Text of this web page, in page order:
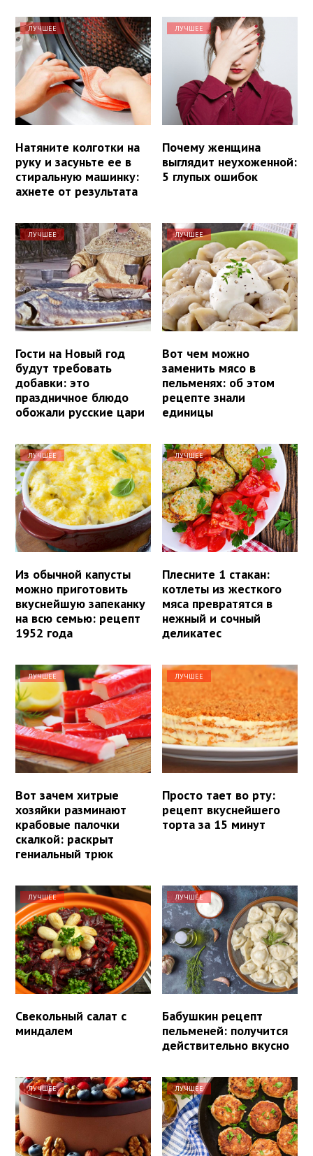
ЛУЧШЕЕ
Натяните колготки на
руку и засуньте ее в
стиральную машинку:
ахнете от результата
ЛУЧШЕЕ
Почему женщина
выглядит неухоженной:
5 глупых ошибок
ЛУЧШЕЕ
Гости на Новый год
будут требовать
добавки: это
праздничное блюдо
обожали русские цари
ЛУЧШЕЕ
Вот чем можно
заменить мясо в
пельменях: об этом
рецепте знали
единицы
ЛУЧШЕЕ
Из обычной капусты
можно приготовить
вкуснейшую запеканку
на всю семью: рецепт
1952 года
ЛУЧШЕЕ
Плесните 1 стакан:
котлеты из жесткого
мяса превратятся в
нежный и сочный
деликатес
ЛУЧШЕЕ
Вот зачем хитрые
хозяйки разминают
крабовые палочки
скалкой: раскрыт
гениальный трюк
ЛУЧШЕЕ
Просто тает во рту:
рецепт вкуснейшего
торта за 15 минут
ЛУЧШЕЕ
Свекольный салат с
миндалем
ЛУЧШЕЕ
Бабушкин рецепт
пельменей: получится
действительно вкусно
ЛУЧШЕЕ ЛУЧШЕЕ